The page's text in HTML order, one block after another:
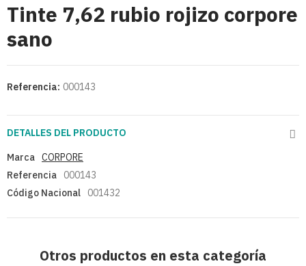
Tinte 7,62 rubio rojizo corpore
sano
Referencia: 000143
DETALLES DEL PRODUCTO
Marca CORPORE
Referencia
000143
Código Nacional
001432
Otros productos en esta categoría